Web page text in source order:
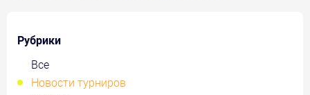
Рубрики
Все
Новости турниров